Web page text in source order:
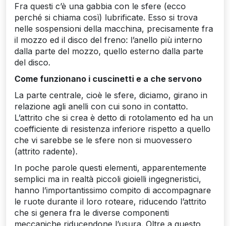
Fra questi c’è una gabbia con le sfere (ecco
perché si chiama così) lubrificate. Esso si trova
nelle sospensioni della macchina, precisamente fra
il mozzo ed il disco del freno: l’anello più interno
dalla parte del mozzo, quello esterno dalla parte
del disco.
Come funzionano i cuscinetti e a che servono
La parte centrale, cioè le sfere, diciamo, girano in
relazione agli anelli con cui sono in contatto.
L’attrito che si crea è detto di rotolamento ed ha un
coefficiente di resistenza inferiore rispetto a quello
che vi sarebbe se le sfere non si muovessero
(attrito radente).
In poche parole questi elementi, apparentemente
semplici ma in realtà piccoli gioielli ingegneristici,
hanno l’importantissimo compito di accompagnare
le ruote durante il loro roteare, riducendo l’attrito
che si genera fra le diverse componenti
meccaniche riducendone l’usura. Oltre a questo